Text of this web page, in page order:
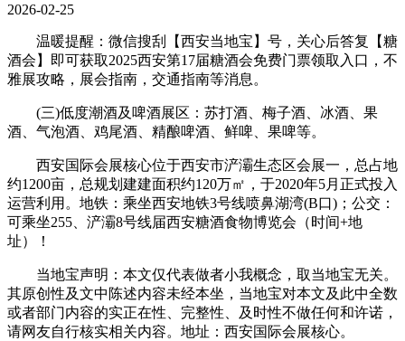
2026-02-25
温暖提醒：微信搜刮【西安当地宝】号，关心后答复【糖
酒会】即可获取2025西安第17届糖酒会免费门票领取入口，不
雅展攻略，展会指南，交通指南等消息。
(三)低度潮酒及啤酒展区：苏打酒、梅子酒、冰酒、果
酒、气泡酒、鸡尾酒、精酿啤酒、鲜啤、果啤等。
西安国际会展核心位于西安市浐灞生态区会展一，总占地
约1200亩，总规划建建面积约120万㎡，于2020年5月正式投入
运营利用。地铁：乘坐西安地铁3号线喷鼻湖湾(B口)；公交：
可乘坐255、浐灞8号线届西安糖酒食物博览会（时间+地
址）！
当地宝声明：本文仅代表做者小我概念，取当地宝无关。
其原创性及文中陈述内容未经本坐，当地宝对本文及此中全数
或者部门内容的实正在性、完整性、及时性不做任何和许诺，
请网友自行核实相关内容。地址：西安国际会展核心。